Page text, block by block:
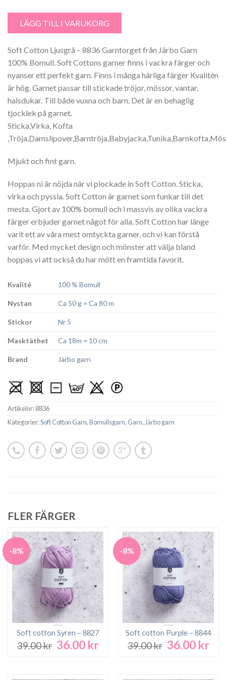
LÄGG TILL I VARUKORG
Soft Cotton Ljusgrå – 8836 Garntorget från Järbo Garn
100% Bomull. Soft Cottons garner finns i vackra färger och
nyanser ett perfekt garn. Finns i många härliga färger Kvalitén
är hög. Garnet passar till stickade tröjor, mössor, vantar,
halsdukar. Till både vuxna och barn. Det är en behaglig
tjocklek på garnet.
Sticka,Virka, Kofta
Mjukt och fint garn.
Hoppas ni är nöjda när vi plockade in Soft Cotton. Sticka,
virka och pyssla. Soft Cotton är garnet som funkar till det
mesta. Gjort av 100% bomull och i massvis av olika vackra
färger erbjuder garnet något för alla. Soft Cotton har länge
varit ett av våra mest omtyckta garner, och vi kan förstå
varför. Med mycket design och mönster att välja bland
hoppas vi att också du har mött en framtida favorit.
Kvalité 100 % Bomull
Nystan Ca 50 g = Ca 80 m
Stickor Nr 5
Masktäthet Ca 18m = 10 cm
Brand Järbo garn
Artikelnr:8836
Kategorier:Soft Cotton Garn,Bomullsgarn, Garn, Järbo garn
FLER FÄRGER
-8%
Soft cotton Syren – 8827
39.00kr Det
36.00 krDet
-8%
Soft cotton Purple – 8844
39.00kr Det
36.00 krDet